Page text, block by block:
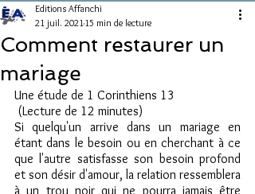
Comment restaurer un
mariage
Editions Affanchi
21 juil. 202115 min de lecture
Une étude de 1 Corinthiens 13
(Lecture de 12 minutes)
Si quelqu'un arrive dans un mariage en
étant dans le besoin ou en cherchant à ce
que l'autre satisfasse son besoin profond
et son désir d'amour, la relation ressemblera
à un trou noir qui ne pourra jamais être